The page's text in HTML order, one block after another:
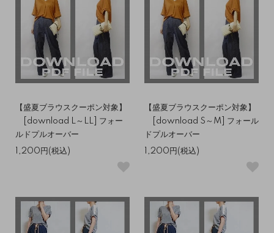
【盛夏ブラウスクーポン対象】
[download L～LL] フォー
ルドプルオーバー
1,200円(税込)
【盛夏ブラウスクーポン対象】
[download S～M] フォール
ドプルオーバー
1,200円(税込)